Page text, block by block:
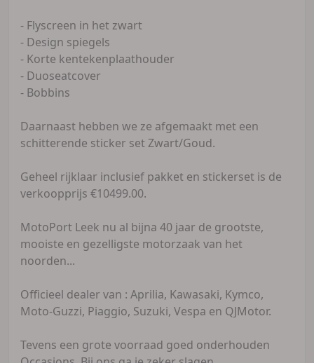
- Flyscreen in het zwart
- Design spiegels
- Korte kentekenplaathouder
- Duoseatcover
- Bobbins
Daarnaast hebben we ze afgemaakt met een
schitterende sticker set Zwart/Goud.
Geheel rijklaar inclusief pakket en stickerset is de
verkoopprijs €10499.00.
MotoPort Leek nu al bijna 40 jaar de grootste,
mooiste en gezelligste motorzaak van het
noorden...
Officieel dealer van : Aprilia, Kawasaki, Kymco,
Moto-Guzzi, Piaggio, Suzuki, Vespa en QJMotor.
Tevens een grote voorraad goed onderhouden